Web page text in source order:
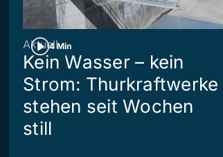
4 Min
Aktuell
Kein Wasser – kein
Strom: Thurkraftwerke
stehen seit Wochen
still